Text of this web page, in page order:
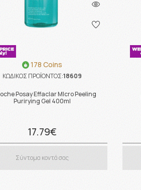
178 Coins
ΚΩΔΙΚΟΣ ΠΡΟΪΟΝΤΟΣ:18609
Posay Effaclar MIcro Peeling
Purirying Gel 400ml
17.79€
Σύντομα κοντά σας